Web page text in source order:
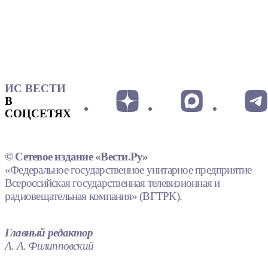
ИС ВЕСТИ
В
СОЦСЕТЯХ
© Сетевое издание «Вести.Ру»
«Федеральное государственное унитарное предприятие
Всероссийская государственная телевизионная и
радиовещательная компания» (ВГТРК).
Главный редактор
А. А. Филипповский